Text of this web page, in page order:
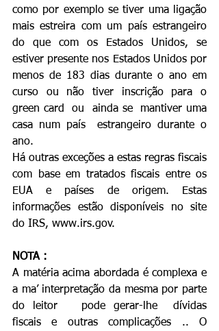
como por exemplo se tiver uma ligação
mais estreira com um país estrangeiro
do que com os Estados Unidos, se
estiver presente nos Estados Unidos por
menos de 183 dias durante o ano em
curso ou não tiver inscrição para o
green card  ou  ainda se  mantiver uma
casa num país  estrangeiro durante o
ano.
Há outras exceções a estas regras fiscais
com base em tratados fiscais entre os
EUA e países de origem. Estas
informações estão disponíveis no site
do IRS, www.irs.gov.
NOTA :
A matéria acima abordada é complexa e
a ma’ interpretação da mesma por parte
do leitor   pode gerar-lhe  dívidas
fiscais e outras complicações .. O